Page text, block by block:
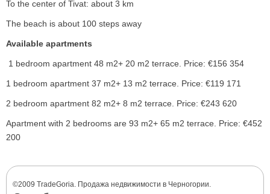
To the center of Tivat: about 3 km
The beach is about 100 steps away
Available apartments
1 bedroom apartment 48 m2+ 20 m2 terrace. Price: €156 354
1 bedroom apartment 37 m2+ 13 m2 terrace. Price: €119 171
2 bedroom apartment 82 m2+ 8 m2 terrace. Price: €243 620
Apartment with 2 bedrooms are 93 m2+ 65 m2 terrace. Price: €452
200
©2009 TradeGoria. Продажа недвижимости в Черногории.